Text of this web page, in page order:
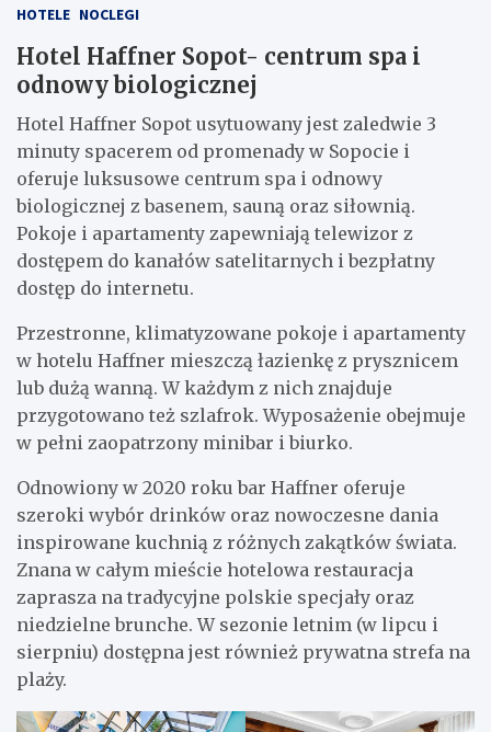
HOTELE NOCLEGI
Hotel Haffner Sopot- centrum spa i
odnowy biologicznej
Hotel Haffner Sopot usytuowany jest zaledwie 3
minuty spacerem od promenady w Sopocie i
oferuje luksusowe centrum spa i odnowy
biologicznej z basenem, sauną oraz siłownią.
Pokoje i apartamenty zapewniają telewizor z
dostępem do kanałów satelitarnych i bezpłatny
dostęp do internetu.
Przestronne, klimatyzowane pokoje i apartamenty
w hotelu Haffner mieszczą łazienkę z prysznicem
lub dużą wanną. W każdym z nich znajduje
przygotowano też szlafrok. Wyposażenie obejmuje
w pełni zaopatrzony minibar i biurko.
Odnowiony w 2020 roku bar Haffner oferuje
szeroki wybór drinków oraz nowoczesne dania
inspirowane kuchnią z różnych zakątków świata.
Znana w całym mieście hotelowa restauracja
zaprasza na tradycyjne polskie specjały oraz
niedzielne brunche. W sezonie letnim (w lipcu i
sierpniu) dostępna jest również prywatna strefa na
plaży.